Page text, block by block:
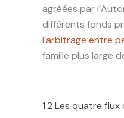
agréées par
différents fonds
l’arbitrage entre
famille plus large
1.2 Les quatre